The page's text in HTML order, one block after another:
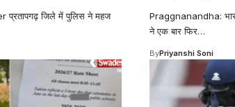
जिले में पुलिस ने महज
Praggnanandha:
ने एक बार फिर…
ByPriyanshi Soni